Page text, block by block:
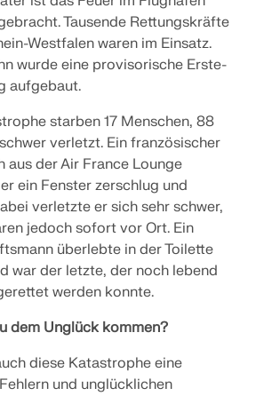
Tausende Rettungskräfte
Westfalen waren im Einsatz.
wurde eine provisorische Erste-
aufgebaut.
starben 17 Menschen, 88
verletzt. Ein französischer
aus der Air France Lounge
ein Fenster zerschlug und
verletzte er sich sehr schwer,
jedoch sofort vor Ort. Ein
überlebte in der Toilette
war der letzte, der noch lebend
werden konnte.
dem Unglück kommen?
diese Katastrophe eine
und unglücklichen